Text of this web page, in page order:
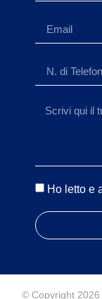
Ho letto e
© Copyright 2026